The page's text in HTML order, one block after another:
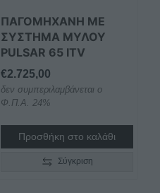
ΠΑΓΟΜΗΧΑΝΗ ΜΕ
ΣΥΣΤΗΜΑ ΜΥΛΟΥ
PULSAR 65 ITV
€2.725,00
δεν συμπεριλαμβάνεται ο
Φ.Π.Α. 24%
Προσθήκη στο καλάθι
Σύγκριση